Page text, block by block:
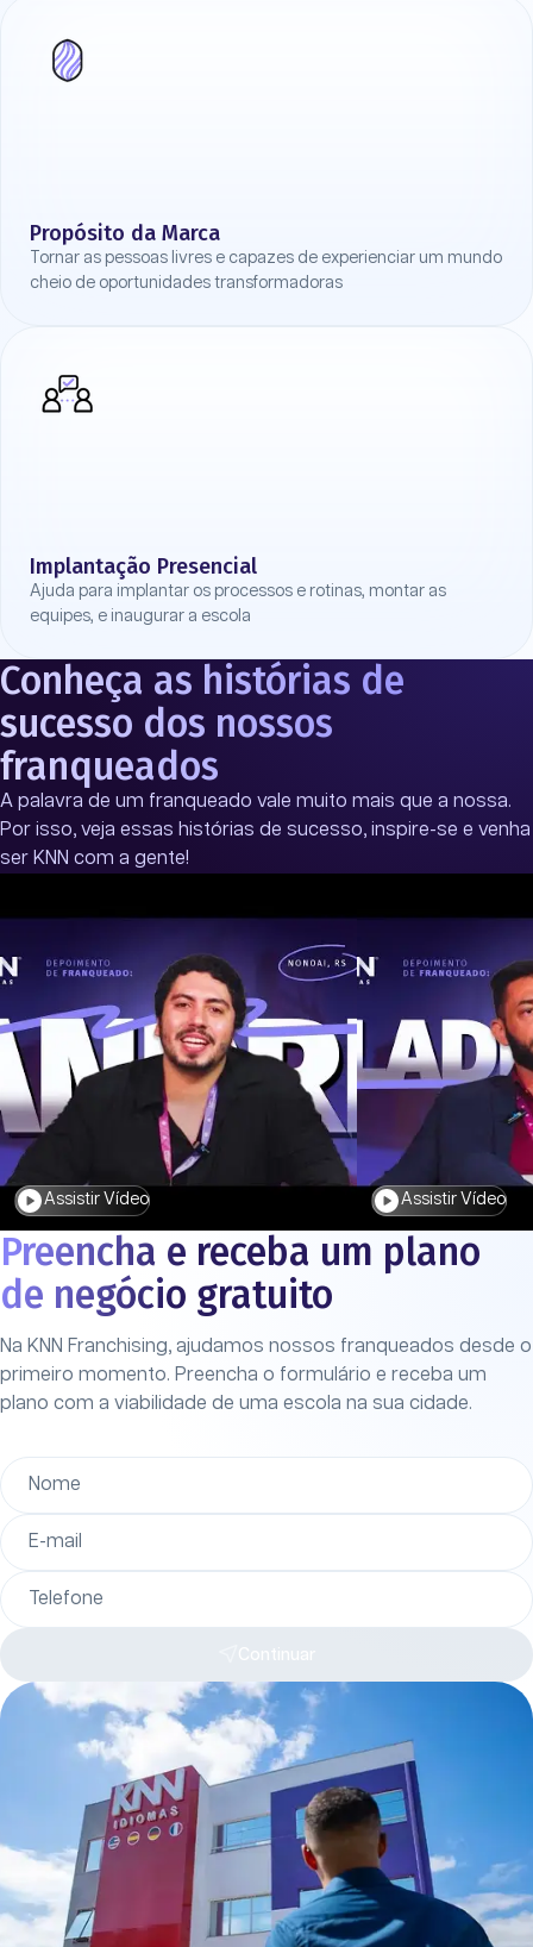
Propósito da Marca
Tornar as pessoas livres e capazes de experienciar um mundo
cheio de oportunidades transformadoras
Implantação Presencial
Ajuda para implantar os processos e rotinas, montar as
equipes, e inaugurar a escola
Conheça as histórias de
sucesso dos nossos
franqueados
A palavra de um franqueado vale muito mais que a nossa.
Por isso, veja essas histórias de sucesso, inspire-se e venha
ser KNN com a gente!
Assistir Vídeo Assistir Vídeo
Preencha e receba um plano
de negócio gratuito
Na KNN Franchising, ajudamos nossos franqueados desde o
primeiro momento. Preencha o formulário e receba um
plano com a viabilidade de uma escola na sua cidade.
Nome
E-mail
Telefone
Continuar